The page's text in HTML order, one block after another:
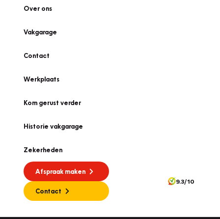
Over ons
Vakgarage
Contact
Werkplaats
Kom gerust verder
Historie vakgarage
Zekerheden
Afspraak maken
Contact
9.3/10